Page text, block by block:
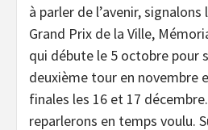
à parler de l’avenir, signalons
Grand Prix de la Ville,
qui débute le 5 octobre pour
deuxième tour en novembre
finales les 16 et 17
reparlerons en temps voulu.